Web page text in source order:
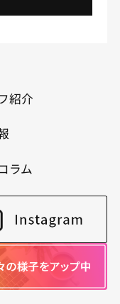
紹介
ラム